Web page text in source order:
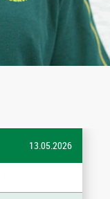
13.05.2026